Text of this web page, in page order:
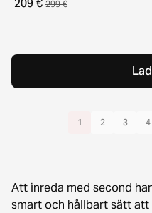
299 €
1 2 3 4
Att inreda med second
smart och hållbart sätt